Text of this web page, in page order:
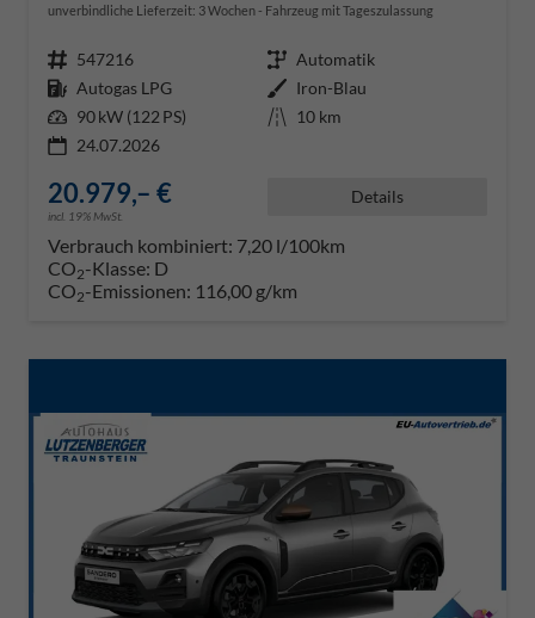
unverbindliche Lieferzeit: 3 Wochen Fahrzeug mit Tageszulassung
Fahrzeugnr. 547216 Getriebe Automatik
Kraftstoff Autogas LPG Außenfarbe Iron-Blau
Leistung 90 kW (122 PS) Kilometerstand 10 km
24.07.2026
20.979,– €
incl. 19% MwSt.
Details
Verbrauch kombiniert: 7,20 l/100km
CO2-Klasse: D
CO2-Emissionen: 116,00 g/km